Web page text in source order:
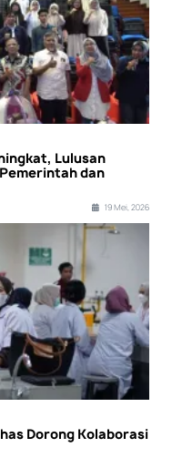
Lulusan
dan
19 Mei, 2026
Dorong Kolaborasi